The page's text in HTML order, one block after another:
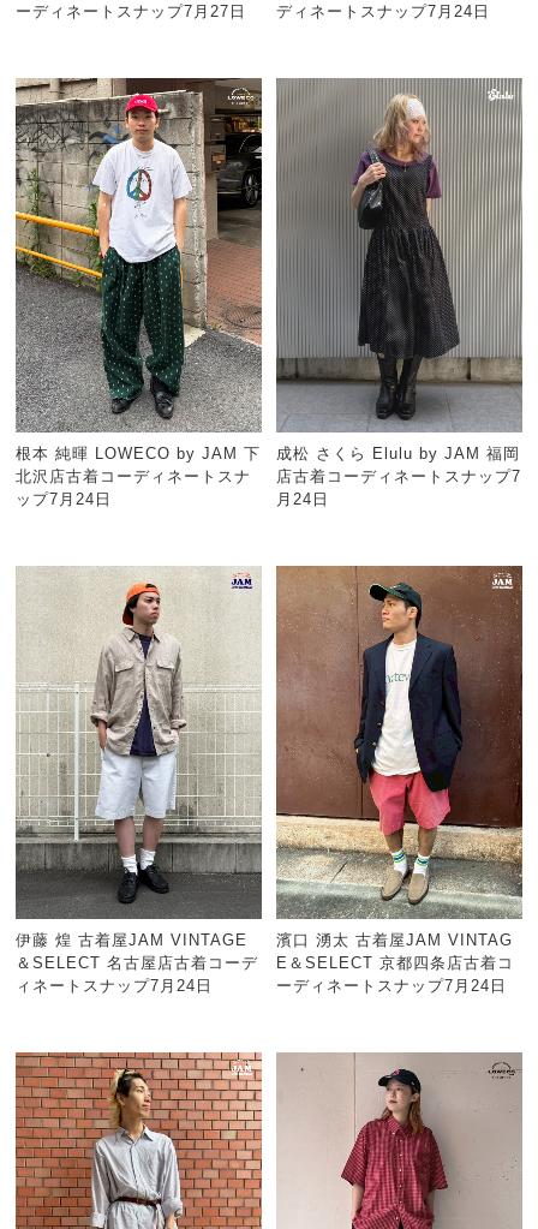
ーディネートスナップ7月27日
ディネートスナップ7月24日
根本 純暉 LOWECO by JAM 下
北沢店古着コーディネートスナ
ップ7月24日
成松 さくら Elulu by JAM 福岡
店古着コーディネートスナップ7
月24日
伊藤 煌 古着屋JAM VINTAGE
＆SELECT 名古屋店古着コーデ
ィネートスナップ7月24日
濱口 湧太 古着屋JAM VINTAG
E＆SELECT 京都四条店古着コ
ーディネートスナップ7月24日